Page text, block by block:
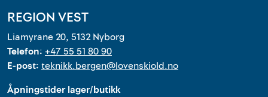
REGION VEST
Liamyrane 20, 5132 Nyborg
Telefon: +47 55 51 80 90
E-post: teknikk.bergen@lovenskiold.no
Åpningstider lager/butikk